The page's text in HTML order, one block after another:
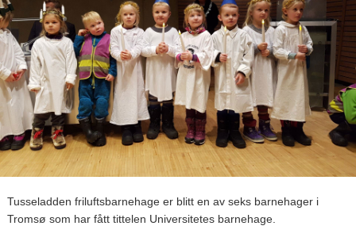
Tusseladden friluftsbarnehage er blitt en av seks barnehager i
Tromsø som har fått tittelen Universitetes barnehage.